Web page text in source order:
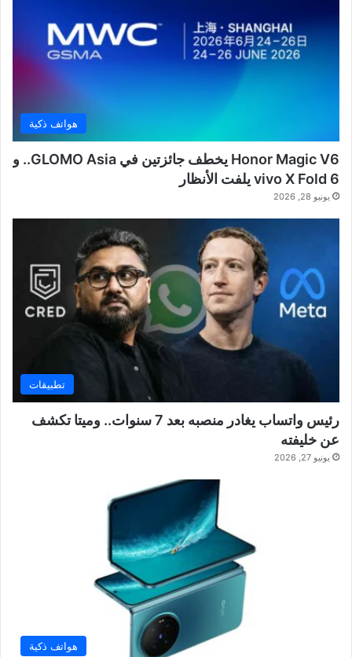
هواتف ذكية
Honor Magic V6 يخطف جائزتين في GLOMO Asia.. و
vivo X Fold 6 يلفت الأنظار
يونيو 28, 2026
تطبيقات
رئيس واتساب يغادر منصبه بعد 7 سنوات.. وميتا تكشف
عن خليفته
يونيو 27, 2026
هواتف ذكية